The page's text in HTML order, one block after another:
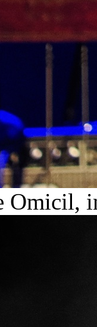
Omicil,